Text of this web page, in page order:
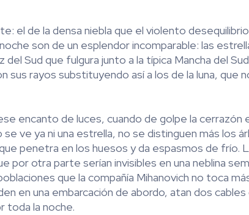
el de la densa niebla que el violento
son de un esplendor incomparable: las
Sud que fulgura junto a la típica Mancha del
sus rayos substituyendo así a los de la luna, que
encanto de luces, cuando de golpe la cerrazón
ve ya ni una estrella, no se distinguen más los
penetra en los huesos y da espasmos de frío.
por otra parte serían invisibles en una neblina
que la compañía Mihanovich no toca
en una embarcación de abordo, atan dos
toda la noche.